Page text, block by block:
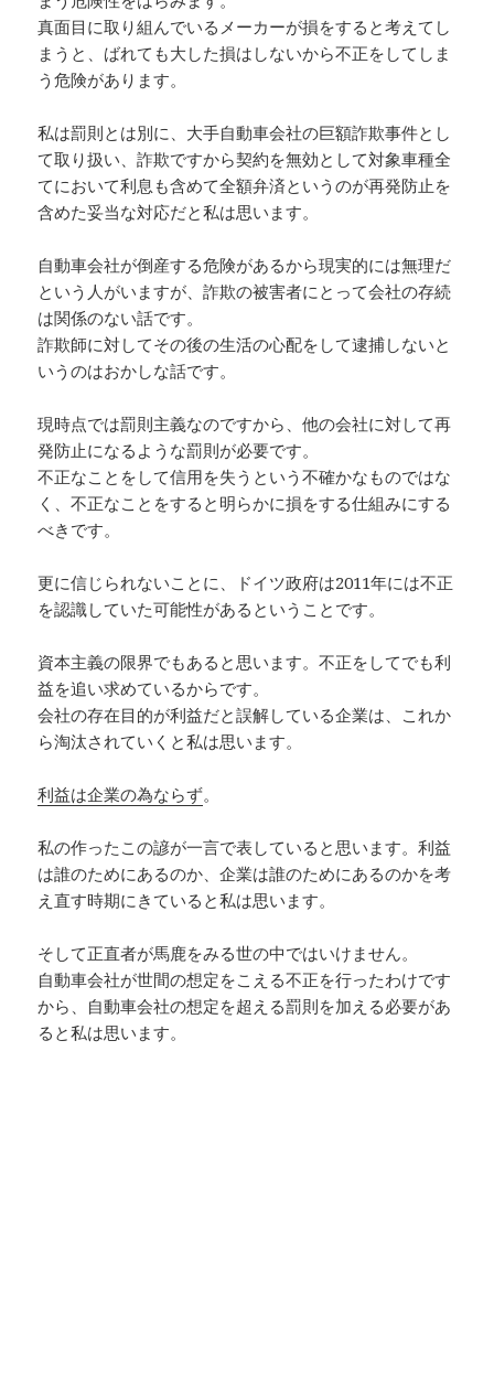
真面目に取り組んでいるメーカーが損をすると考えてし
まうと、ばれても大した損はしないから不正をしてしま
う危険があります。
私は罰則とは別に、大手自動車会社の巨額詐欺事件とし
て取り扱い、詐欺ですから契約を無効として対象車種全
てにおいて利息も含めて全額弁済というのが再発防止を
含めた妥当な対応だと私は思います。
自動車会社が倒産する危険があるから現実的には無理だ
という人がいますが、詐欺の被害者にとって会社の存続
は関係のない話です。
詐欺師に対してその後の生活の心配をして逮捕しないと
いうのはおかしな話です。
現時点では罰則主義なのですから、他の会社に対して再
発防止になるような罰則が必要です。
不正なことをして信用を失うという不確かなものではな
く、不正なことをすると明らかに損をする仕組みにする
べきです。
更に信じられないことに、ドイツ政府は2011年には不正
を認識していた可能性があるということです。
資本主義の限界でもあると思います。不正をしてでも利
益を追い求めているからです。
会社の存在目的が利益だと誤解している企業は、これか
ら淘汰されていくと私は思います。
利益は企業の為ならず。
私の作ったこの諺が一言で表していると思います。利益
は誰のためにあるのか、企業は誰のためにあるのかを考
え直す時期にきていると私は思います。
そして正直者が馬鹿をみる世の中ではいけません。
自動車会社が世間の想定をこえる不正を行ったわけです
から、自動車会社の想定を超える罰則を加える必要があ
ると私は思います。